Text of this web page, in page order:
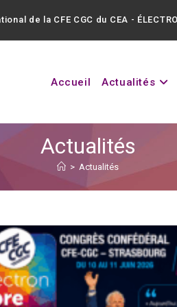
de la CFE CGC du CEA -
Accueil Actualités
Actualités
> Actualités